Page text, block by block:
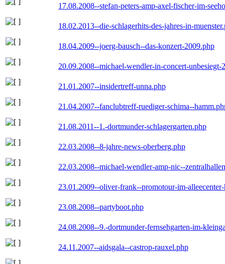
17.08.2008--stefan-peters-amp-axel-fischer-im-
18.02.2013--die-schlagerhits-des-jahres-in-
18.04.2009--joerg-bausch--das-konzert-2009.php
20.09.2008--michael-wendler-in-concert-unbesiegt-
21.01.2007--insidertreff-unna.php
21.04.2007--fanclubtreff-ruediger-schima--
21.08.2011--1.-dortmunder-schlagergarten.php
22.03.2008--8-jahre-news-oberberg.php
22.03.2008--michael-wendler-amp-nic--
23.01.2009--oliver-frank--promotour-im-
23.08.2008--partyboot.php
24.08.2008--9.-dortmunder-fernsehgarten-im-
24.11.2007--aidsgala--castrop-rauxel.php